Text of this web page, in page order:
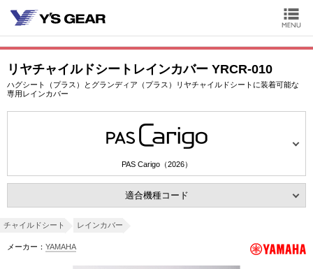
リヤチャイルドシートレインカバー YRCR-010
ハグシート（プラス）とグランディア（プラス）リヤチャイルドシートに装着可能な
専用レインカバー
PAS Carigo（2026）
適合機種コード
チャイルドシート レインカバー
メーカー： YAMAHA